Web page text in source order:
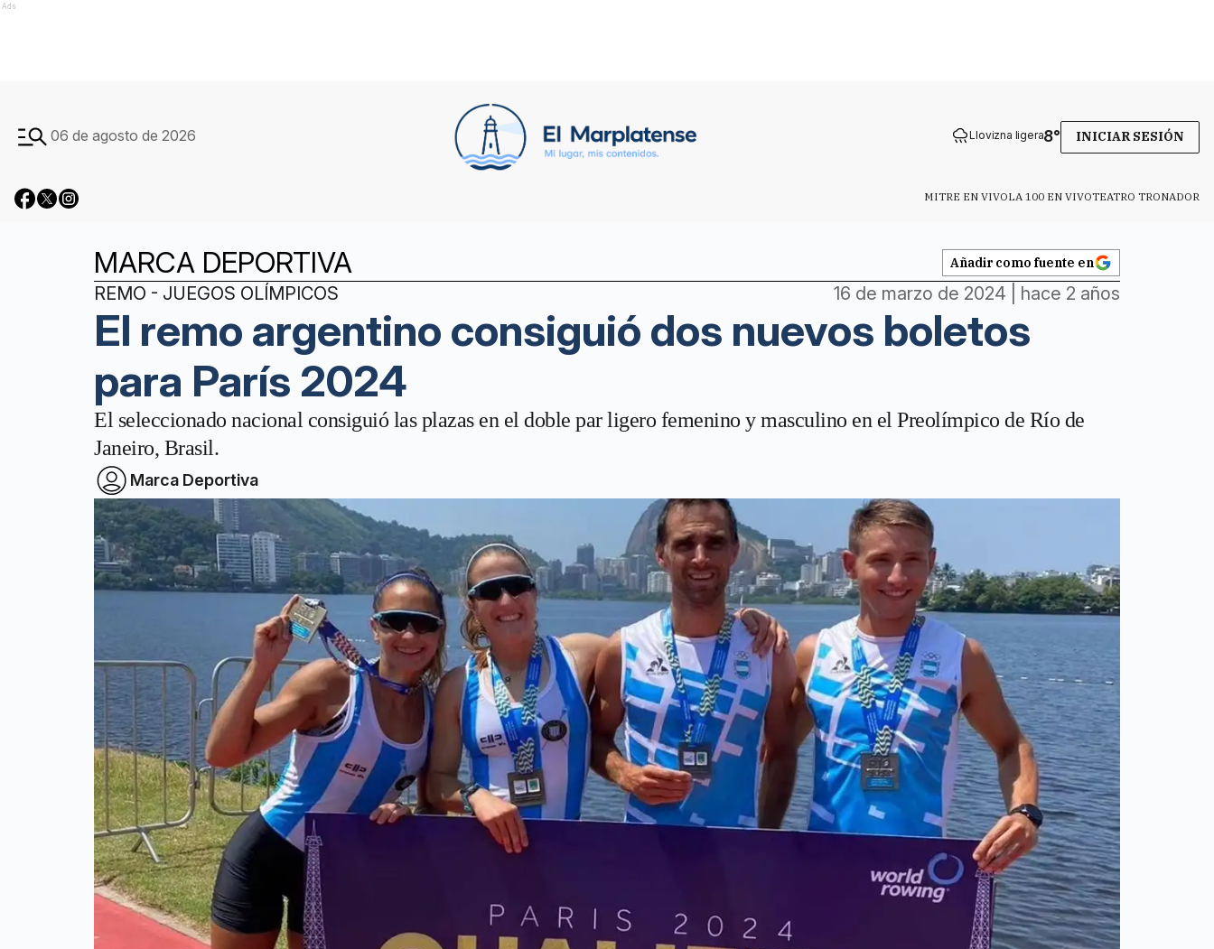
Ads
06 de agosto de 2026 Llovizna ligera8° INICIAR SESIÓN
MITRE EN VIVOLA 100 EN VIVOTEATRO TRONADOR
MARCA DEPORTIVA Añadir como fuente en
REMO - JUEGOS OLÍMPICOS 16 de marzo de 2024 | hace 2 años
El remo argentino consiguió dos nuevos boletos
para París 2024
El seleccionado nacional consiguió las plazas en el doble par ligero femenino y masculino en el Preolímpico de Río de
Janeiro, Brasil.
Marca Deportiva